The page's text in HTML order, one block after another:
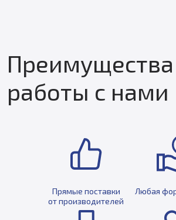
Преимущества
работы с нами
Прямые поставки
от производителей
Любая